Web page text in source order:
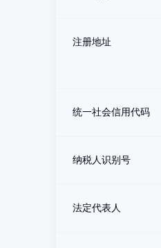
注册地址
统一社会信用代码
纳税人识别号
法定代表人